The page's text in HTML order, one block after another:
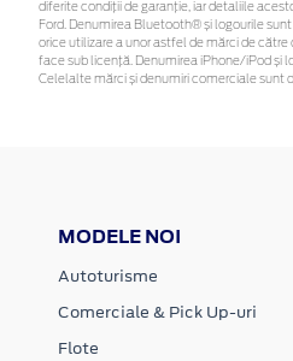
diferite condiții de garanție, iar detaliile
Ford. Denumirea Bluetooth® și logourile
orice utilizare a unor astfel de mărci de
face sub licență. Denumirea iPhone/iPod și
Celelalte mărci și denumiri comerciale sunt
MODELE NOI
Autoturisme
Comerciale & Pick Up-uri
Flote